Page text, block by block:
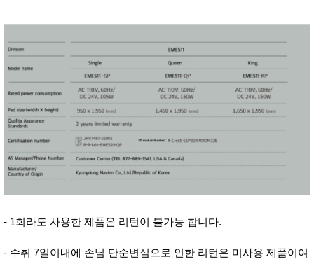
- 1회라도 사용한 제품은 리턴이 불가능 합니다.
- 수취 7일이내에 손님 단순변심으로 인한 리턴은 미사용 제품이여